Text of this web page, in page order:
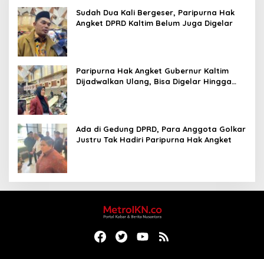
Sudah Dua Kali Bergeser, Paripurna Hak
Angket DPRD Kaltim Belum Juga Digelar
Paripurna Hak Angket Gubernur Kaltim
Dijadwalkan Ulang, Bisa Digelar Hingga
Ada di Gedung DPRD, Para Anggota Golkar
Justru Tak Hadiri Paripurna Hak Angket